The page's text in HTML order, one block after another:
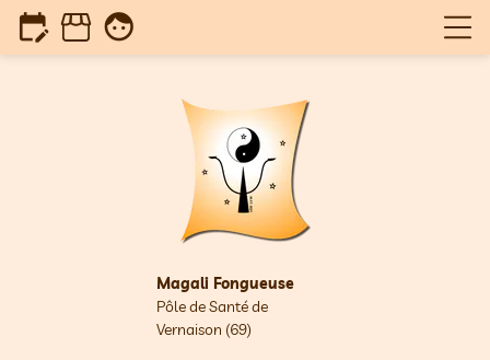
Magali Fongueuse
Pôle de Santé de
Vernaison (69)
edit_calendar face